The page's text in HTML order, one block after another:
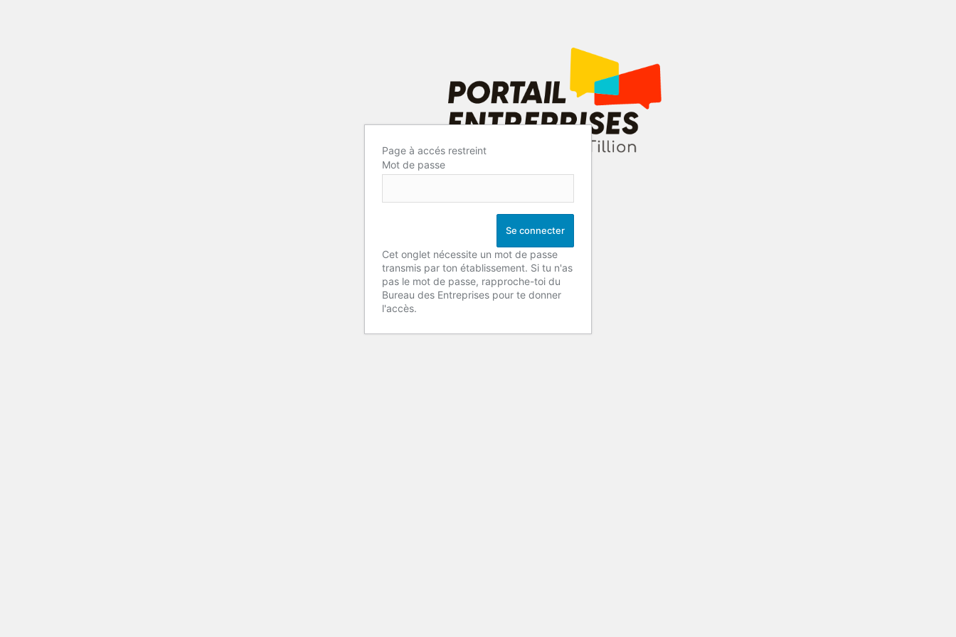
Page à accés restreint
Mot de passe
Cet onglet nécessite un mot de passe
transmis par ton établissement. Si tu n'as
pas le mot de passe, rapproche-toi du
Bureau des Entreprises pour te donner
l'accès.